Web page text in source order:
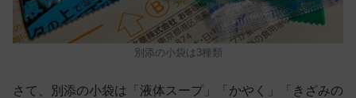
別添の小袋は3種類
さて、別添の小袋は「液体スープ」「かやく」「きざみの